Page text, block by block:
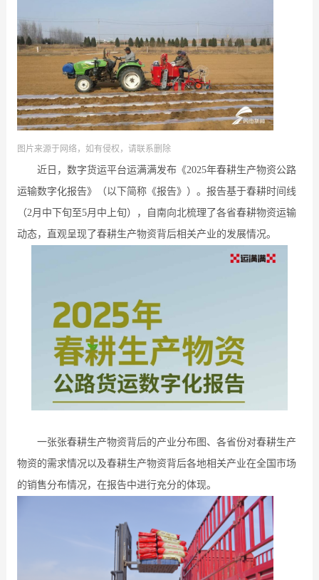
图片来源于网络，如有侵权，请联系删除
近日，数字货运平台运满满发布《2025年春耕生产物资公路
运输数字化报告》（以下简称《报告》）。报告基于春耕时间线
（2月中下旬至5月中上旬），自南向北梳理了各省春耕物资运输
动态，直观呈现了春耕生产物资背后相关产业的发展情况。
一张张春耕生产物资背后的产业分布图、各省份对春耕生产
物资的需求情况以及春耕生产物资背后各地相关产业在全国市场
的销售分布情况，在报告中进行充分的体现。